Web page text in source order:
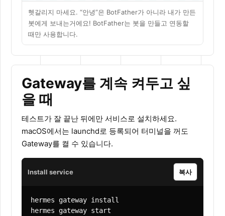
헷갈리지 마세요. “안녕”은 BotFather가 아니라 내가 만든
봇에게 보내는거에요! BotFather는 봇을 만들고 연동할
때만 사용합니다.
Gateway를 계속 켜두고 싶
을 때
테스트가 잘 끝난 뒤에만 서비스로 설치하세요.
macOS에서는 launchd로 등록되어 터미널을 꺼도
Gateway를 켤 수 있습니다.
Install service 복사
hermes gateway install
hermes gateway start